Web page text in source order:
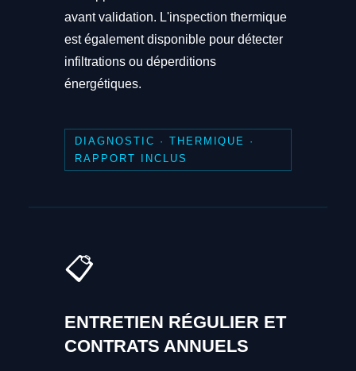
avant validation. L'inspection thermique
est également disponible pour détecter
infiltrations ou déperditions
énergétiques.
DIAGNOSTIC · THERMIQUE ·
RAPPORT INCLUS
📋
ENTRETIEN RÉGULIER ET
CONTRATS ANNUELS